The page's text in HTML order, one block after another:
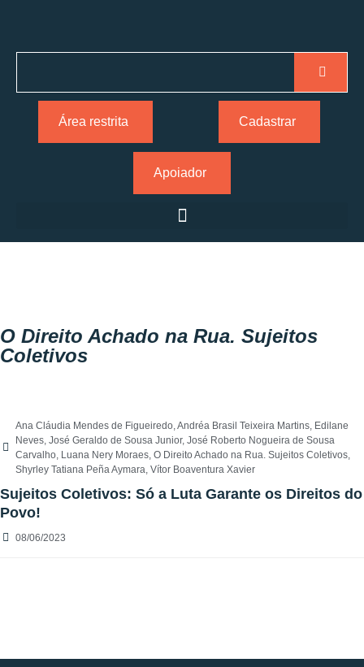
Área restrita Cadastrar
Apoiador
O Direito Achado na Rua. Sujeitos
Coletivos
Ana Cláudia Mendes de Figueiredo,Andréa Brasil Teixeira Martins, Edilane
Neves, José Geraldo de Sousa Junior, José Roberto Nogueira de Sousa
Carvalho, Luana Nery Moraes, O Direito Achado na Rua. Sujeitos Coletivos,
Shyrley Tatiana Peña Aymara, Vítor Boaventura Xavier
Sujeitos Coletivos: Só a Luta Garante os Direitos do
Povo!
08/06/2023